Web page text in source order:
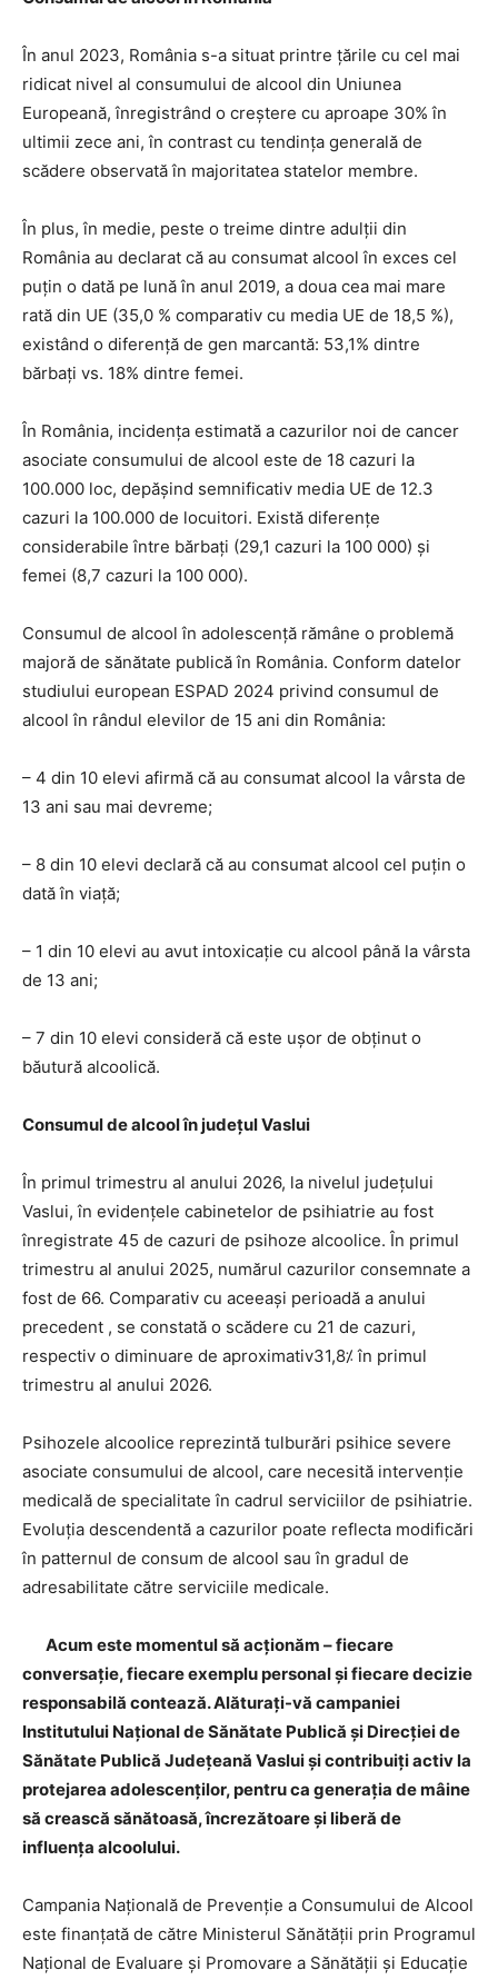
În anul 2023, România s-a situat printre țările cu cel mai
ridicat nivel al consumului de alcool din Uniunea
Europeană, înregistrând o creștere cu aproape 30% în
ultimii zece ani, în contrast cu tendința generală de
scădere observată în majoritatea statelor membre.
În plus, în medie, peste o treime dintre adulții din
România au declarat că au consumat alcool în exces cel
puțin o dată pe lună în anul 2019, a doua cea mai mare
rată din UE (35,0 % comparativ cu media UE de 18,5 %),
existând o diferență de gen marcantă: 53,1% dintre
bărbați vs. 18% dintre femei.
În România, incidența estimată a cazurilor noi de cancer
asociate consumului de alcool este de 18 cazuri la
100.000 loc, depășind semnificativ media UE de 12.3
cazuri la 100.000 de locuitori. Există diferențe
considerabile între bărbați (29,1 cazuri la 100 000) și
femei (8,7 cazuri la 100 000).
Consumul de alcool în adolescență rămâne o problemă
majoră de sănătate publică în România. Conform datelor
studiului european ESPAD 2024 privind consumul de
alcool în rândul elevilor de 15 ani din România:
– 4 din 10 elevi afirmă că au consumat alcool la vârsta de
13 ani sau mai devreme;
– 8 din 10 elevi declară că au consumat alcool cel puțin o
dată în viață;
– 1 din 10 elevi au avut intoxicație cu alcool până la vârsta
de 13 ani;
– 7 din 10 elevi consideră că este ușor de obținut o
băutură alcoolică.
Consumul de alcool în județul Vaslui
În primul trimestru al anului 2026, la nivelul județului
Vaslui, în evidențele cabinetelor de psihiatrie au fost
înregistrate 45 de cazuri de psihoze alcoolice. În primul
trimestru al anului 2025, numărul cazurilor consemnate a
fost de 66. Comparativ cu aceeași perioadă a anului
precedent , se constată o scădere cu 21 de cazuri,
respectiv o diminuare de aproximativ31,8⁒ în primul
trimestru al anului 2026.
Psihozele alcoolice reprezintă tulburări psihice severe
asociate consumului de alcool, care necesită intervenție
medicală de specialitate în cadrul serviciilor de psihiatrie.
Evoluția descendentă a cazurilor poate reflecta modificări
în patternul de consum de alcool sau în gradul de
adresabilitate către serviciile medicale.
Acum este momentul să acționăm – fiecare
conversație, fiecare exemplu personal și fiecare decizie
responsabilă contează. Alăturați-vă campaniei
Institutului Național de Sănătate Publică și Direcției de
Sănătate Publică Județeană Vaslui și contribuiți activ la
protejarea adolescenților, pentru ca generația de mâine
să crească sănătoasă, încrezătoare și liberă de
influența alcoolului.
Campania Națională de Prevenție a Consumului de Alcool
este finanțată de către Ministerul Sănătății prin Programul
Național de Evaluare și Promovare a Sănătății și Educație